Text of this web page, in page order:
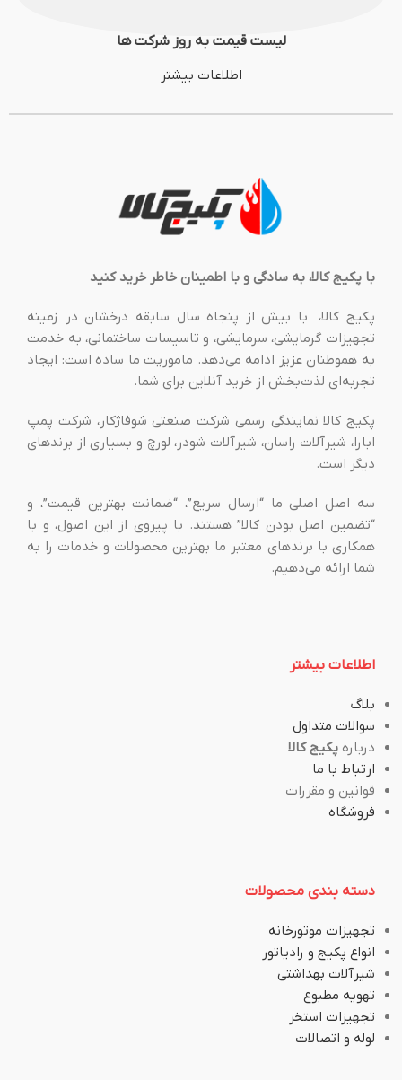
لیست قیمت به روز شرکت ها
اطلاعات بیشتر
با پکیج کالا، به سادگی و با اطمینان خاطر خرید کنید
پکیج کالا، با بیش از پنجاه سال سابقه درخشان در زمینه
تجهیزات گرمایشی، سرمایشی، و تاسیسات ساختمانی، به خدمت
به هموطنان عزیز ادامه می‌دهد. ماموریت ما ساده است: ایجاد
تجربه‌ای لذت‌بخش از خرید آنلاین برای شما.
پکیج کالا نمایندگی رسمی شرکت صنعتی شوفاژکار، شرکت پمپ
ابارا، شیرآلات راسان، شیرآلات شودر، لورچ و بسیاری از برندهای
دیگر است.
سه اصل اصلی ما “ارسال سریع”، “ضمانت بهترین قیمت”، و
“تضمین اصل بودن کالا” هستند. با پیروی از این اصول، و با
همکاری با برندهای معتبر ما بهترین محصولات و خدمات را به
شما ارائه می‌دهیم.
اطلاعات بیشتر
بلاگ
سوالات متداول
درباره پکیج کالا
ارتباط با ما
قوانین و مقررات
فروشگاه
دسته بندی محصولات
تجهیزات موتورخانه
انواع پکیج و رادیاتور
شیرآلات بهداشتی
تهویه مطبوع
تجهیزات استخر
لوله و اتصالات